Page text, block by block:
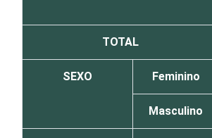
TOTAL
SEXO Feminino
Masculino